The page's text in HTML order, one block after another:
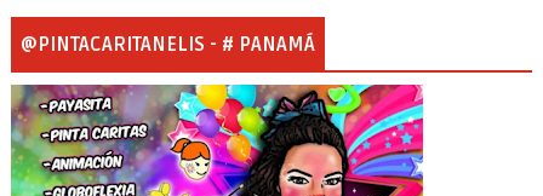
@PINTACARITANELIS - # PANAMÁ